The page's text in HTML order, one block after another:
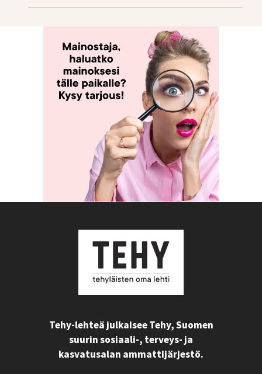
Tehy-lehteä julkaisee Tehy, Suomen
suurin sosiaali-, terveys- ja
kasvatusalan ammattijärjestö.